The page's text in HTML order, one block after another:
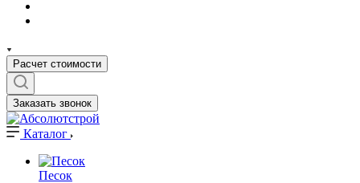
Расчет стоимости
Заказать звонок
Каталог
Песок